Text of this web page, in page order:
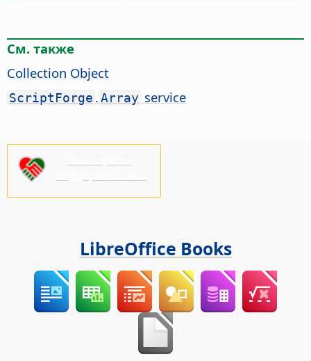
См. также
Collection Object
ScriptForge .Array service
LibreOffice Books